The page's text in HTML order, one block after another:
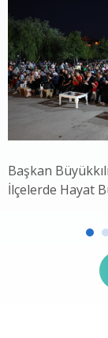
Başkan
İlçelerde Hayat